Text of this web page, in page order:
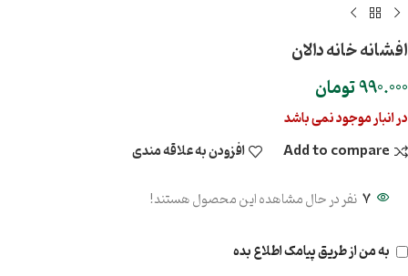
افشانه خانه دالان
990.000تومان
در انبار موجود نمی باشد
Add to compare
افزودن به علاقه مندی
7 نفر در حال مشاهده این محصول هستند!
به من از طریق پیامک اطلاع بده